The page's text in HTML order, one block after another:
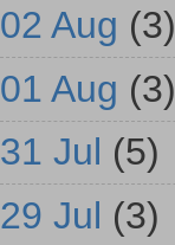
02 Aug (3)
01 Aug (3)
31 Jul (5)
29 Jul (3)